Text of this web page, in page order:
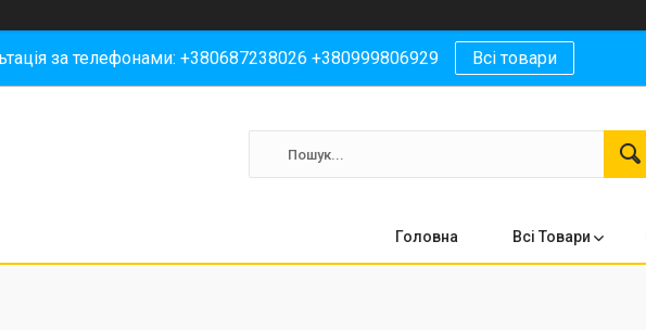
за телефонами: +380687238026 +380999806929 Всі товари
Головна Всі Товари